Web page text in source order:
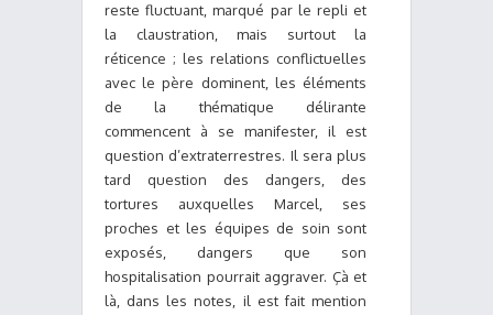
reste fluctuant, marqué par le repli et
la claustration, mais surtout la
réticence ; les relations conflictuelles
avec le père dominent, les éléments
de la thématique délirante
commencent à se manifester, il est
question d’extraterrestres. Il sera plus
tard question des dangers, des
tortures auxquelles Marcel, ses
proches et les équipes de soin sont
exposés, dangers que son
hospitalisation pourrait aggraver. Çà et
là, dans les notes, il est fait mention